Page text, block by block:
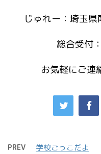
じゅれー：埼玉
総合受付：
お気軽にご
PREV 学校ごっこだよ